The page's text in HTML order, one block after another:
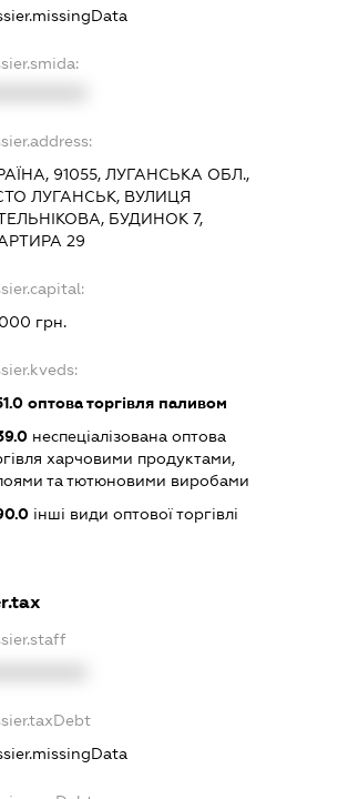
91055, ЛУГАНСЬКА ОБЛ.,
ЛУГАНСЬК, ВУЛИЦЯ
БУДИНОК 7,
29
грн.
оптова торгівля паливом
неспеціалізована оптова
харчовими продуктами,
та тютюновими виробами
інші види оптової торгівлі